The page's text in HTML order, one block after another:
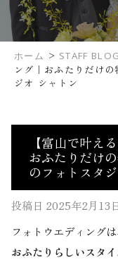
ホーム > STAFF BLOG
ング｜おふたりだけ
ジオ シャトン
【富山で叶え
おふたりだけ
のフォトスタ
投稿日 2025年2月13
フォトウエディング
おふたりらしいスタ